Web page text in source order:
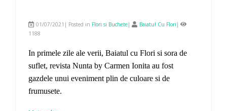
01/07/2021| Posted in Flori si Buchete| Baiatul Cu Flori |
1188
In primele zile ale verii, Baiatul cu Flori si sora de
suflet, revista Nunta by Carmen Ionita au fost
gazdele unui eveniment plin de culoare si de
frumusete.